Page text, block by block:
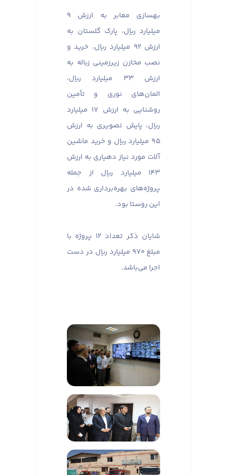
بهسازی معابر به ارزش ۹
میلیارد ریال، پارک گلستان به
ارزش ۹۲ میلیارد ریال، خرید و
نصب مخازن زیرزمینی زباله به
ارزش ۳۳ میلیارد ریال،
المان‌های نوری و تأمین
روشنایی به ارزش ۱۷ میلیارد
ریال، پایش تصویری به ارزش
۹۵ میلیارد ریال و خرید ماشین
‌آلات مورد نیاز دهیاری به ارزش
۱۴۳ میلیارد ریال از جمله
پروژه‌های بهره‌برداری شده در
این روستا بود.
شایان ذکر تعداد ۱۲ پروژه با
مبلغ ۹۷۰ میلیارد ریال در دست
اجرا می‌باشد.